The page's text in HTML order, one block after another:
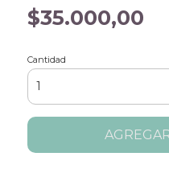
$35.000,00
Cantidad